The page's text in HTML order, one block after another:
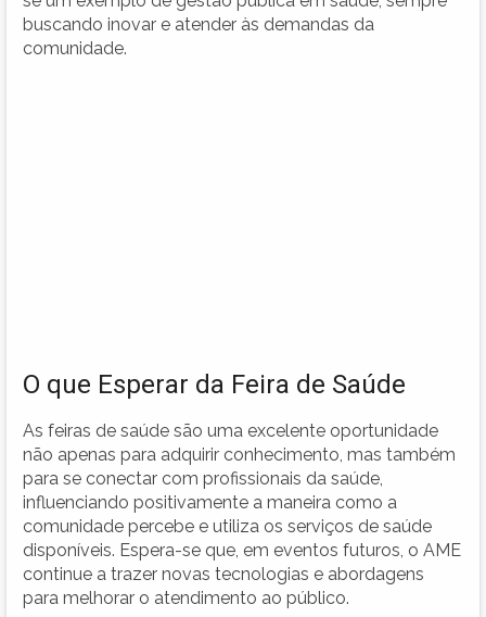
buscando inovar e atender às demandas da
comunidade.
O que Esperar da Feira de Saúde
As feiras de saúde são uma excelente oportunidade
não apenas para adquirir conhecimento, mas também
para se conectar com profissionais da saúde,
influenciando positivamente a maneira como a
comunidade percebe e utiliza os serviços de saúde
disponíveis. Espera-se que, em eventos futuros, o AME
continue a trazer novas tecnologias e abordagens
para melhorar o atendimento ao público.